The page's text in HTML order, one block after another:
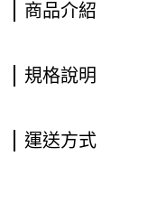
商品介紹
規格說明
運送方式